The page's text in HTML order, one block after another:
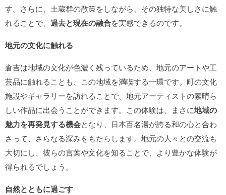
す。さらに、土蔵群の散策をしながら、その独特な美しさに触
れることで、 過去と現在の融合を実感できるのです。
地元の文化に触れる
倉吉は地域の文化が色濃く残っているため、地元のアートや工
芸品に触れることも、この地域を満喫する一環です。町の文化
施設やギャラリーを訪れることで、地元アーティストの素晴ら
しい作品に出会うことができます。この体験は、まさに地域の
魅力を再発見する機会となり、日本百名湯が誇る和の心と合わ
さって、さらなる深みをもたらします。地元の人々との交流も
大切にし、彼らの言葉や文化を知ることで、より豊かな体験が
得られるでしょう。
自然とともに過ごす